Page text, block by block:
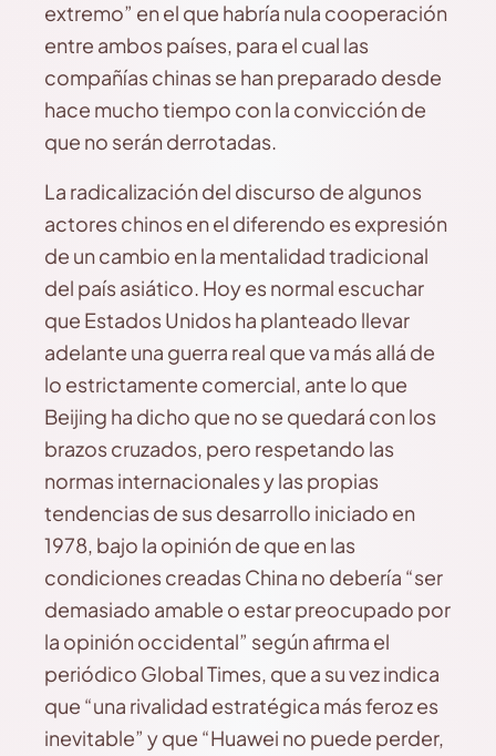
extremo” en el que habría nula cooperación
entre ambos países, para el cual las
compañías chinas se han preparado desde
hace mucho tiempo con la convicción de
que no serán derrotadas.
La radicalización del discurso de algunos
actores chinos en el diferendo es expresión
de un cambio en la mentalidad tradicional
del país asiático. Hoy es normal escuchar
que Estados Unidos ha planteado llevar
adelante una guerra real que va más allá de
lo estrictamente comercial, ante lo que
Beijing ha dicho que no se quedará con los
brazos cruzados, pero respetando las
normas internacionales y las propias
tendencias de sus desarrollo iniciado en
1978, bajo la opinión de que en las
condiciones creadas China no debería “ser
demasiado amable o estar preocupado por
la opinión occidental” según afirma el
periódico Global Times, que a su vez indica
que “una rivalidad estratégica más feroz es
inevitable” y que “Huawei no puede perder,